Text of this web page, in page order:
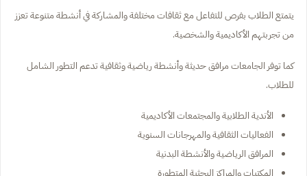
يتمتع الطلاب بفرص للتفاعل مع ثقافات مختلفة والمشاركة في أنشطة متنوعة تعزز
من تجربتهم الأكاديمية والشخصية.
كما توفر الجامعات مرافق حديثة وأنشطة رياضية وثقافية تدعم التطور الشامل
للطلاب.
الأندية الطلابية والمجتمعات الأكاديمية
الفعاليات الثقافية والمهرجانات السنوية
المرافق الرياضية والأنشطة البدنية
المكتبات والمراكز البحثية المتطورة